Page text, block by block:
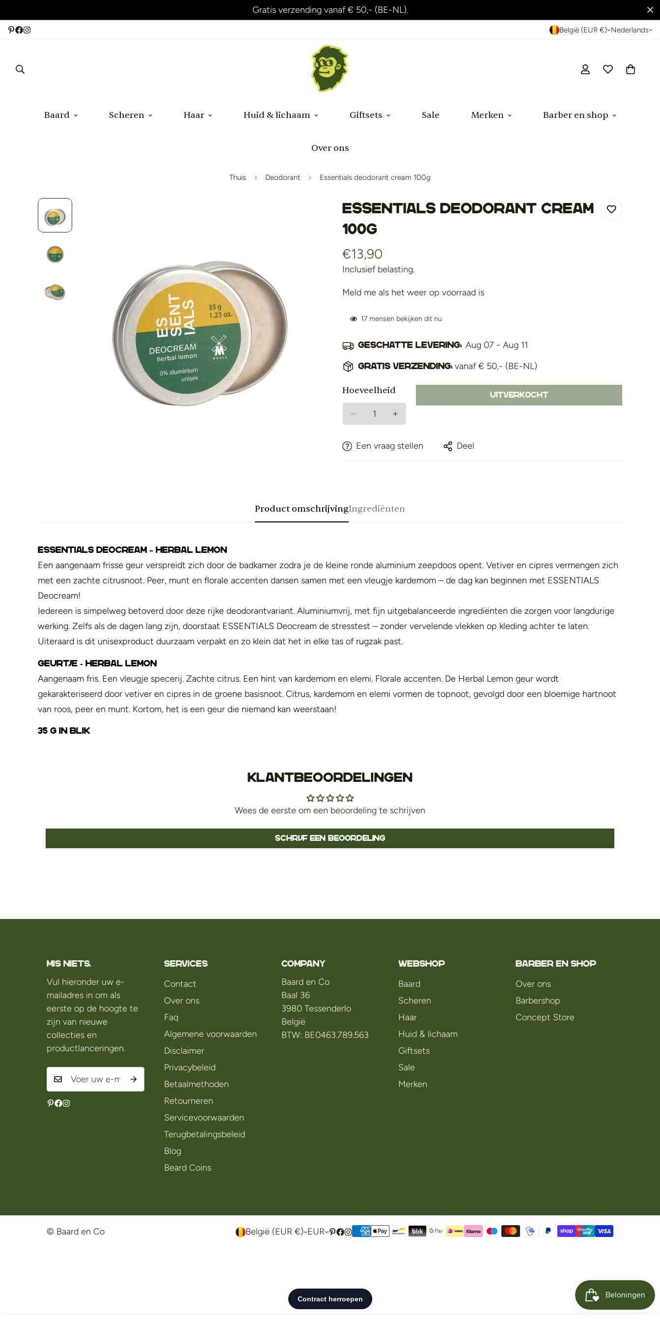
Binnen 24 uur na betaling verzonden!
België (EUR €) Nederlands
Baard Scheren Haar Huid & lichaam Giftsets Sale Merken Barber en shop
Over ons
Thuis Deodorant Essentials deodorant cream 100g
Essentials deodorant cream
100g
Normale
prijs
€13,90
Inclusief belasting.
Meld me als het weer op voorraad is
17 mensen bekijken dit nu
Geschatte levering: Aug 07 - Aug 11
Gratis verzending: vanaf € 50,- (BE-NL)
Hoeveelheid Uitverkocht
Een vraag stellen Deel
Product omschrijvingIngrediënten
ESSENTIALS Deocream – Herbal Lemon
Een aangenaam frisse geur verspreidt zich door de badkamer zodra je de kleine ronde aluminium zeepdoos opent. Vetiver en cipres vermengen zich
met een zachte citrusnoot. Peer, munt en florale accenten dansen samen met een vleugje kardemom – de dag kan beginnen met ESSENTIALS
Deocream!
Iedereen is simpelweg betoverd door deze rijke deodorantvariant. Aluminiumvrij, met fijn uitgebalanceerde ingrediënten die zorgen voor langdurige
werking. Zelfs als de dagen lang zijn, doorstaat ESSENTIALS Deocream de stresstest – zonder vervelende vlekken op kleding achter te laten.
Uiteraard is dit unisexproduct duurzaam verpakt en zo klein dat het in elke tas of rugzak past.
Geurtje - Herbal Lemon
Aangenaam fris. Een vleugje specerij. Zachte citrus. Een hint van kardemom en elemi. Florale accenten. De Herbal Lemon geur wordt
gekarakteriseerd door vetiver en cipres in de groene basisnoot. Citrus, kardemom en elemi vormen de topnoot, gevolgd door een bloemige hartnoot
van roos, peer en munt. Kortom, het is een geur die niemand kan weerstaan!
35 g in blik
Klantbeoordelingen
Wees de eerste om een beoordeling te schrijven
Schrijf een beoordeling
Mis niets.
Vul hieronder uw e-
mailadres in om als
eerste op de hoogte te
zijn van nieuwe
collecties en
productlanceringen.
Services
Contact
Over ons
Faq
Algemene voorwaarden
Disclaimer
Privacybeleid
Betaalmethoden
Retourneren
Servicevoorwaarden
Terugbetalingsbeleid
Blog
Beard Coins
Company
Baard en Co
Baal 36
3980 Tessenderlo
België
BTW: BE0463.789.563
WEBSHOP
Baard
Scheren
Haar
Huid & lichaam
Giftsets
Sale
Merken
Barber en Shop
Over ons
Barbershop
Concept Store
© Baard en Co België (EUR €) EUR